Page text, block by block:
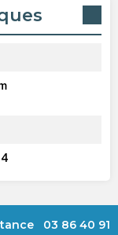
03 86 40 91